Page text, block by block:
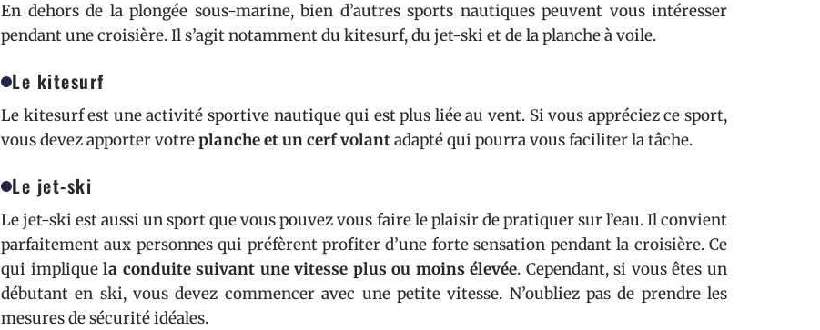
En dehors de la plongée sous-marine, bien d’autres sports nautiques peuvent vous intéresser
pendant une croisière. Il s’agit notamment du kitesurf, du jet-ski et de la planche à voile.
Le kitesurf
Le kitesurf est une activité sportive nautique qui est plus liée au vent. Si vous appréciez ce sport,
vous devez apporter votreplanche et un cerf volantadapté qui pourra vous faciliter la tâche.
Le jet-ski
Le jet-ski est aussi un sport que vous pouvez vous faire le plaisir de pratiquer sur l’eau. Il convient
parfaitement aux personnes qui préfèrent profiter d’une forte sensation pendant la croisière. Ce
qui impliquela conduite suivant une vitesse plus ou moins élevée. Cependant, si vous êtes un
débutant en ski, vous devez commencer avec une petite vitesse. N’oubliez pas de prendre les
mesures de sécurité idéales.